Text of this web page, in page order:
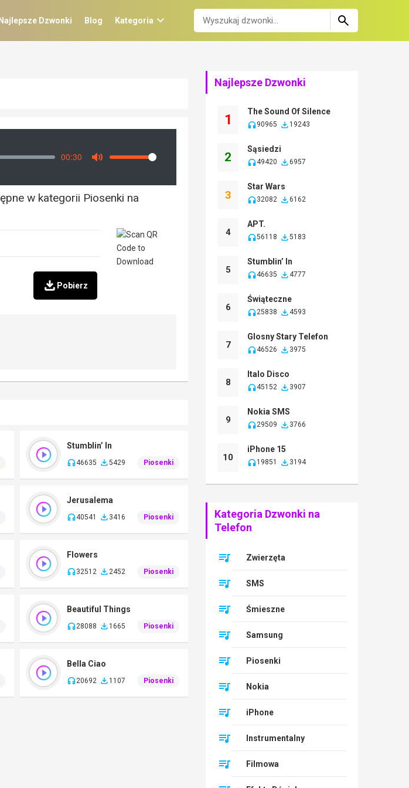
Najlepsze Dzwonki Blog Kategoria
00:30
Volume
w kategorii Piosenki na
Pobierz
Stumblin’ In
46635 5429 Piosenki
Jerusalema
40541 3416 Piosenki
Flowers
32512 2452 Piosenki
Beautiful Things
28088 1665 Piosenki
Bella Ciao
20692 1107 Piosenki
Najlepsze Dzwonki
1
The Sound Of Silence
90965 19243
2
Sąsiedzi
49420 6957
3
Star Wars
32082 6162
4
APT.
56118 5183
5
Stumblin’ In
46635 4777
6
Świąteczne
25838 4593
7
Glosny Stary Telefon
46526 3975
8
Italo Disco
45152 3907
9
Nokia SMS
29509 3766
10
iPhone 15
19851 3194
Kategoria Dzwonki na
Telefon
Zwierzęta
SMS
Śmieszne
Samsung
Piosenki
Nokia
iPhone
Instrumentalny
Filmowa